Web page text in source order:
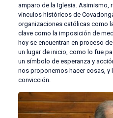
amparo de la Iglesia. Asimismo,
vínculos históricos de
organizaciones católicas como
clave como la imposición de
hoy se encuentran en proceso
un lugar de inicio, como lo fue
un símbolo de esperanza y
nos proponemos hacer cosas, y
convicción.